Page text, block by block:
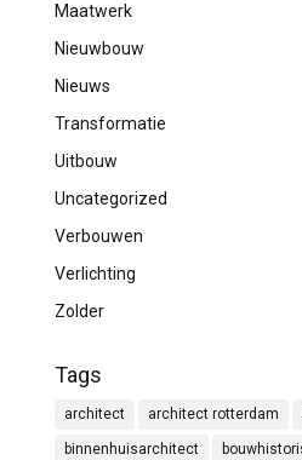
Maatwerk
Nieuwbouw
Nieuws
Transformatie
Uitbouw
Uncategorized
Verbouwen
Verlichting
Zolder
Tags
architect architect rotterdam
binnenhuisarchitect